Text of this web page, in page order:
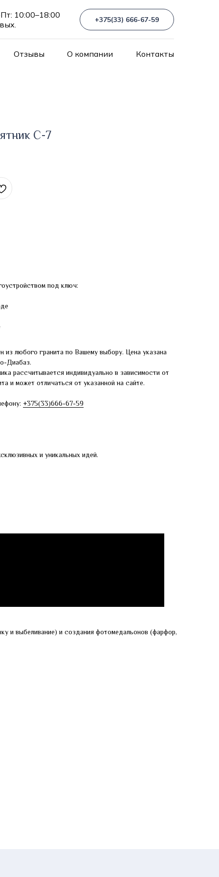
10:00–18:00
+375(33) 666-67-59
Отзывы О компании Контакты
С-7
под ключ:
из любого гранита по Вашему выбору. Цена указана
Диабаз.
рассчитывается индивидуально в зависимости от
и может отличаться от указанной на сайте.
+375(33)666-67-59
и уникальных идей.
и выбеливание) и создания фотомедальонов (фарфор,